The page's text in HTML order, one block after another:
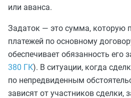
или аванса.
Задаток — это сумма, которую
платежей по основному
обеспечивает обязанность его
380 ГК). В ситуации, когда
по непредвиденным
зависят от участников сделки,